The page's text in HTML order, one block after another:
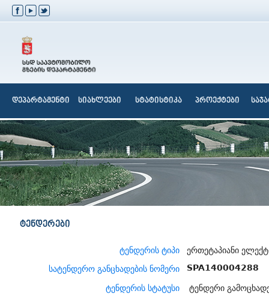
დეპარტამენტი სიახლეები სტატისტიკა პროექტები
ტენდერები
ტენდერის ტიპი
ერთეტაპიანი
სატენდერო განცხადების ნომერი
SPA140004288
ტენდერის სტატუსი ტენდერი